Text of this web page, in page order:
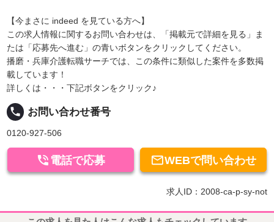
【今まさに indeed を見ている方へ】
この求人情報に関するお問い合わせは、「掲載元で詳細を見る」ま
たは「応募先へ進む」の青いボタンをクリックしてください。
播磨・兵庫介護転職サーチでは、この条件に類似した案件を多数掲
載しています！
詳しくは・・・下記ボタンをクリック♪
local_phone お問い合わせ番号
0120-927-506
WEBで問い合わせ
 電話で応募
求人ID：2008-ca-p-sy-not